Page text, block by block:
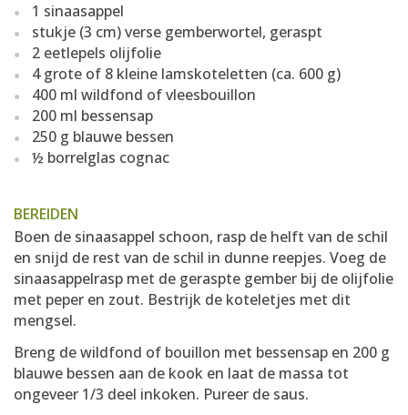
1 sinaasappel
stukje (3 cm) verse gemberwortel, geraspt
2 eetlepels olijfolie
4 grote of 8 kleine lamskoteletten (ca. 600 g)
400 ml wildfond of vleesbouillon
200 ml bessensap
250 g blauwe bessen
½ borrelglas cognac
BEREIDEN
Boen de sinaasappel schoon, rasp de helft van de schil
en snijd de rest van de schil in dunne reepjes. Voeg de
sinaasappelrasp met de geraspte gember bij de olijfolie
met peper en zout. Bestrijk de koteletjes met dit
mengsel.
Breng de wildfond of bouillon met bessensap en 200 g
blauwe bessen aan de kook en laat de massa tot
ongeveer 1/3 deel inkoken. Pureer de saus.